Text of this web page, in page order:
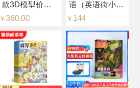
款3D模型价值
216元，每月随
（1年共12期）
（杂志订阅）
￥ 360.00
语（英语街小学
版）（中英双
阅）
￥ 144